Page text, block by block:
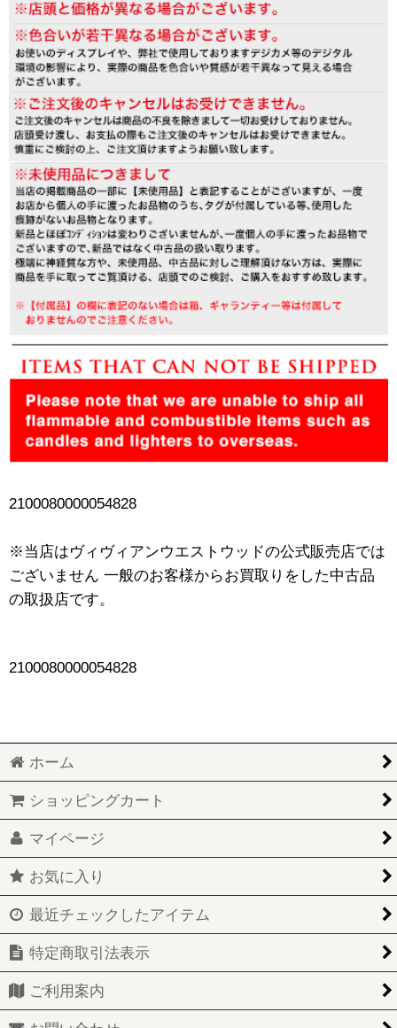
2100080000054828
※当店はヴィヴィアンウエストウッドの公式販売店では
ございません 一般のお客様からお買取りをした中古品
の取扱店です。
2100080000054828
ホーム
ショッピングカート
マイページ
お気に入り
最近チェックしたアイテム
特定商取引法表示
ご利用案内